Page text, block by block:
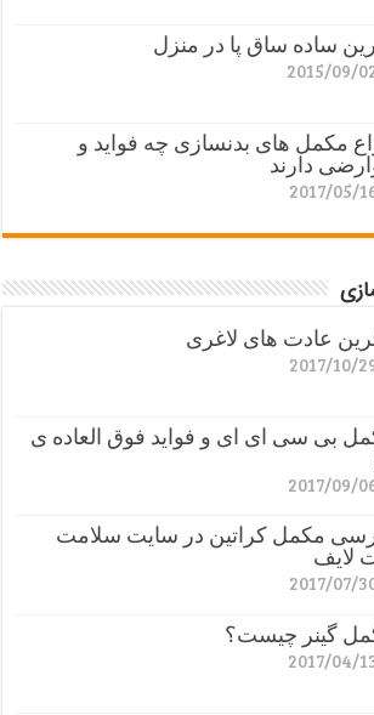
ساده ساق پا در منزل
2015/09/
مکمل های بدنسازی چه فواید و
دارند
2017/05/
عادت های لاغری
2017/10/
بی سی ای ای و فواید فوق العاده ی
2017/09/
مکمل کراتین در سایت سلامت
لایف
2017/07/
گینر چیست؟
2017/04/